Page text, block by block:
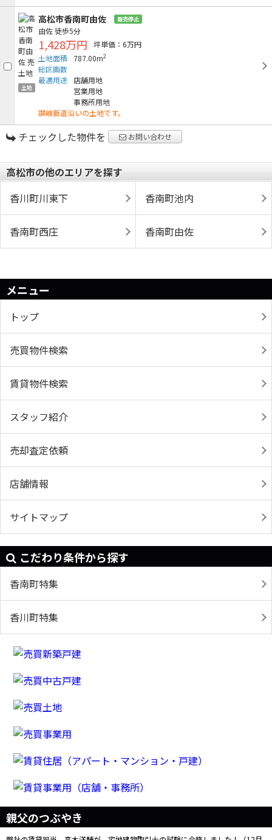
土地
高松市香南町由佐 販売停止
由佐徒歩5分
1,428万円
坪単価：6万円
土地面積
787.00m2
総区画数
最適用途
店舗用地
営業用地
事務所用地
讃岐新道沿いの土地です。
チェックした物件を お問い合わせ
高松市の他のエリアを探す
香川町川東下
香南町池内
香南町西庄 香南町由佐
メニュー
トップ
売買物件検索
賃貸物件検索
スタッフ紹介
売却査定依頼
店舗情報
サイトマップ
こだわり条件から探す
香南町特集
香川町特集
親父のつぶやき